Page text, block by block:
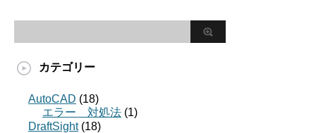
カテゴリー
AutoCAD (18)
エラー 対処法 (1)
DraftSight(18)